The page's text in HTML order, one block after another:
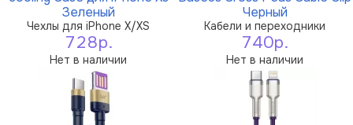
Зеленый
Чехлы для iPhone X/XS
728р.
Нет в наличии
Черный
Кабели и переходники
740р.
Нет в наличии